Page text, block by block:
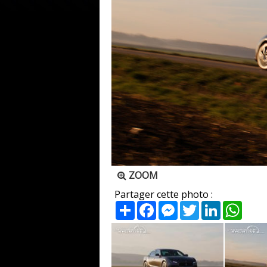
ZOOM
Partager cette photo :
PartagerFacebookMessenger
TwitterLinkedIn